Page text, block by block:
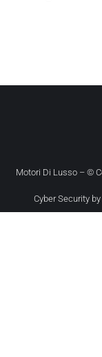
Motori Di Lusso – ©
Cyber Security by